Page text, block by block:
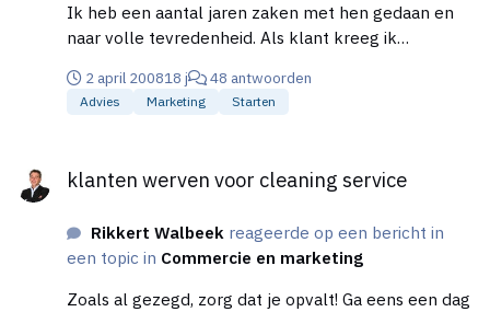
Ik heb een aantal jaren zaken met hen gedaan en
naar volle tevredenheid. Als klant kreeg ik
Gezeur heb ik nooit met hen gehad. Wel gratis
advies en een partij die met ons meedacht.
2 april 200818 j 48 antwoorden
Advies Marketing Starten
klanten werven voor cleaning service
Rikkert Walbeek reageerde op een bericht in
een topic in Commercie en marketing
Zoals al gezegd, zorg dat je opvalt! Ga eens een dag